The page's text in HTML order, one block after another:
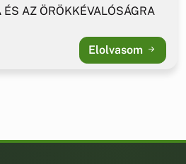
AZ ÖRÖKKÉVALÓSÁGRA
Elolvasom